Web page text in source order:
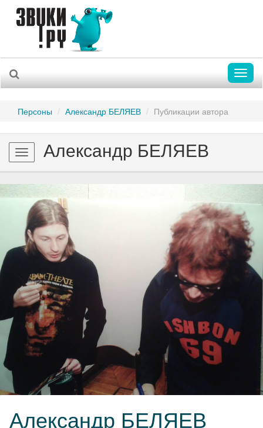
Персоны Александр БЕЛЯЕВ Публикации автора
Toggle
navigation
Александр БЕЛЯЕВ
Александр БЕЛЯЕВ